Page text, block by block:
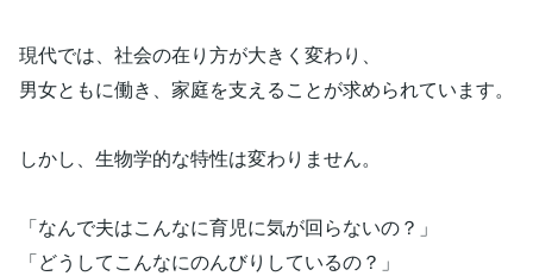
現代では、社会の在り方が大きく変わり、
男女ともに働き、家庭を支えることが求められています。
しかし、生物学的な特性は変わりません。
「なんで夫はこんなに育児に気が回らないの？」
「どうしてこんなにのんびりしているの？」